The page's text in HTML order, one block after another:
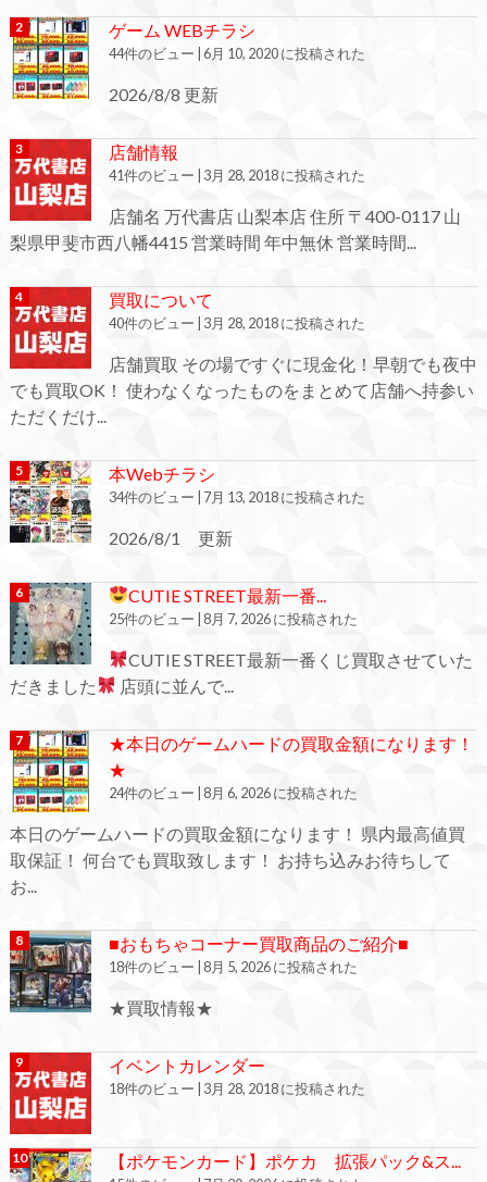
ゲーム WEBチラシ
44件のビュー 6月 10, 2020 に投稿された
2026/8/8 更新
店舗情報
41件のビュー 3月 28, 2018 に投稿された
店舗名 万代書店 山梨本店 住所 〒400-0117 山
梨県甲斐市西八幡4415 営業時間 年中無休 営業時間...
買取について
40件のビュー 3月 28, 2018 に投稿された
店舗買取 その場ですぐに現金化！早朝でも夜中
でも買取OK！ 使わなくなったものをまとめて店舗へ持参い
ただくだけ...
本Webチラシ
34件のビュー 7月 13, 2018 に投稿された
2026/8/1 更新
CUTIE STREET最新一番...
25件のビュー 8月 7, 2026 に投稿された
CUTIE STREET最新一番くじ買取させていた
だきました
店頭に並んで...
★本日のゲームハードの買取金額になります！
★
24件のビュー 8月 6, 2026 に投稿された
本日のゲームハードの買取金額になります！ 県内最高値買
取保証！ 何台でも買取致します！ お持ち込みお待ちして
お...
■おもちゃコーナー買取商品のご紹介■
18件のビュー 8月 5, 2026 に投稿された
★買取情報★
イベントカレンダー
18件のビュー 3月 28, 2018 に投稿された
【ポケモンカード】ポケカ 拡張パック&ス...